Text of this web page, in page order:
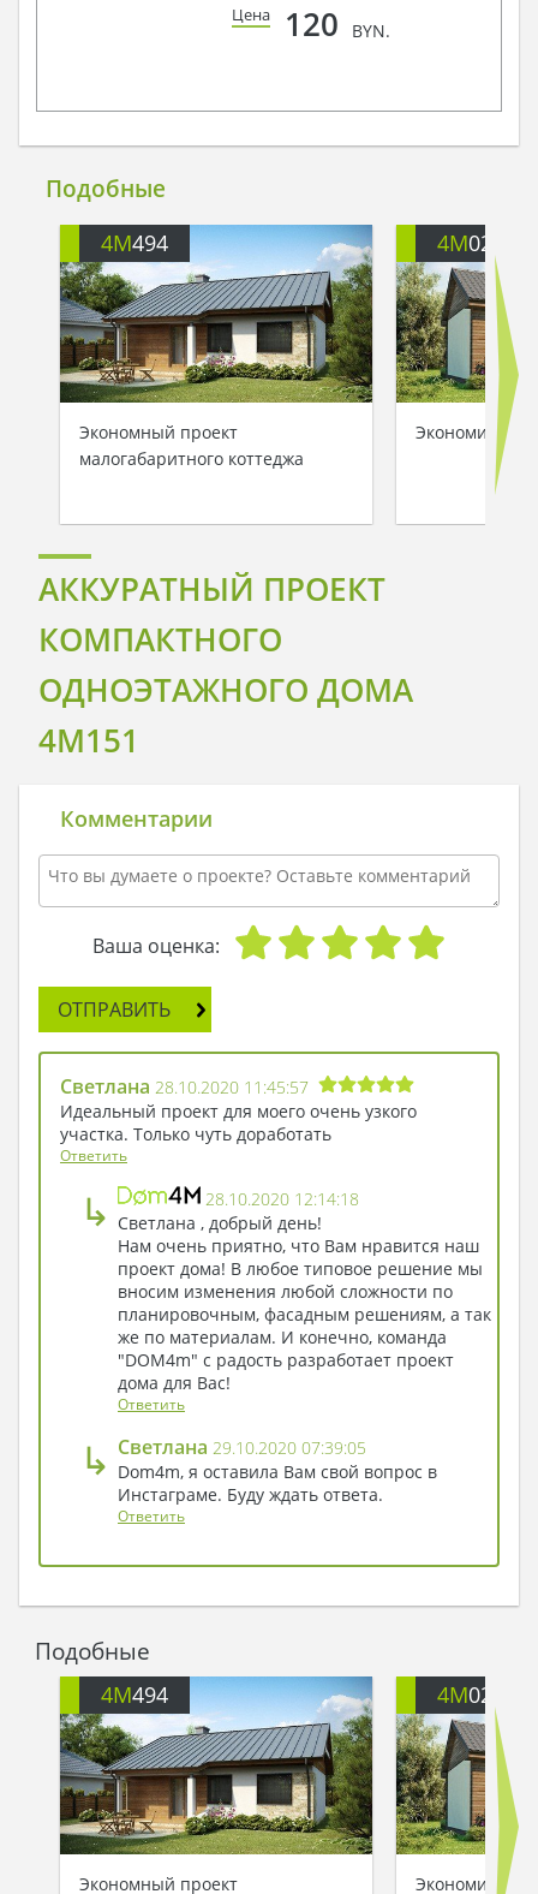
Цена 120 BYN.
Подобные
4M494
Экономный проект
малогабаритного коттеджа
4M021
Экономичный
АККУРАТНЫЙ ПРОЕКТ
КОМПАКТНОГО
ОДНОЭТАЖНОГО ДОМА
4M151
Комментарии
Ваша оценка:
ОТПРАВИТЬ
Светлана 28.10.2020 11:45:57
Идеальный проект для моего очень узкого
участка. Только чуть доработать
Ответить
↳
28.10.2020 12:14:18
Светлана , добрый день!
Нам очень приятно, что Вам нравится наш
проект дома! В любое типовое решение мы
вносим изменения любой сложности по
планировочным, фасадным решениям, а так
же по материалам. И конечно, команда
"DOM4m" с радость разработает проект
дома для Вас!
Ответить
↳ Светлана 29.10.2020 07:39:05
Dom4m, я оставила Вам свой вопрос в
Инстаграме. Буду ждать ответа.
Ответить
Подобные
4M494
Экономный проект
4M021
Экономичный